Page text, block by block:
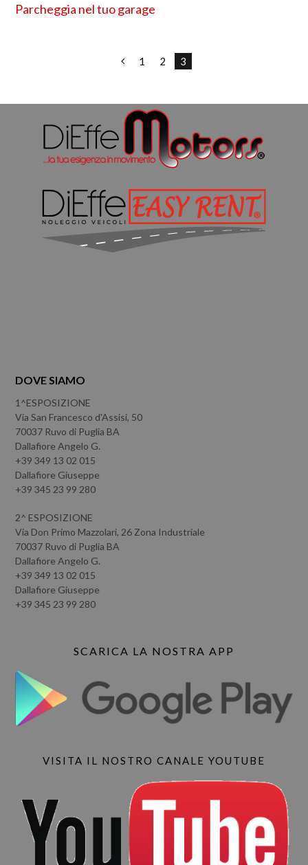
Parcheggia nel tuo garage
1 2 3
DOVE SIAMO
1^ESPOSIZIONE
Via San Francesco d'Assisi, 50
70037 Ruvo di Puglia BA
Dallafiore Angelo G.
+39 349 13 02 015
Dallafiore Giuseppe
+39 345 23 99 280
2^ ESPOSIZIONE
Via Don Primo Mazzolari, 26 Zona Industriale
70037 Ruvo di Puglia BA
Dallafiore Angelo G.
+39 349 13 02 015
Dallafiore Giuseppe
+39 345 23 99 280
SCARICA LA NOSTRA APP
VISITA IL NOSTRO CANALE YOUTUBE